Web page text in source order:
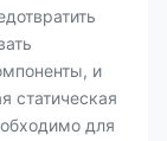
и
статическая
для